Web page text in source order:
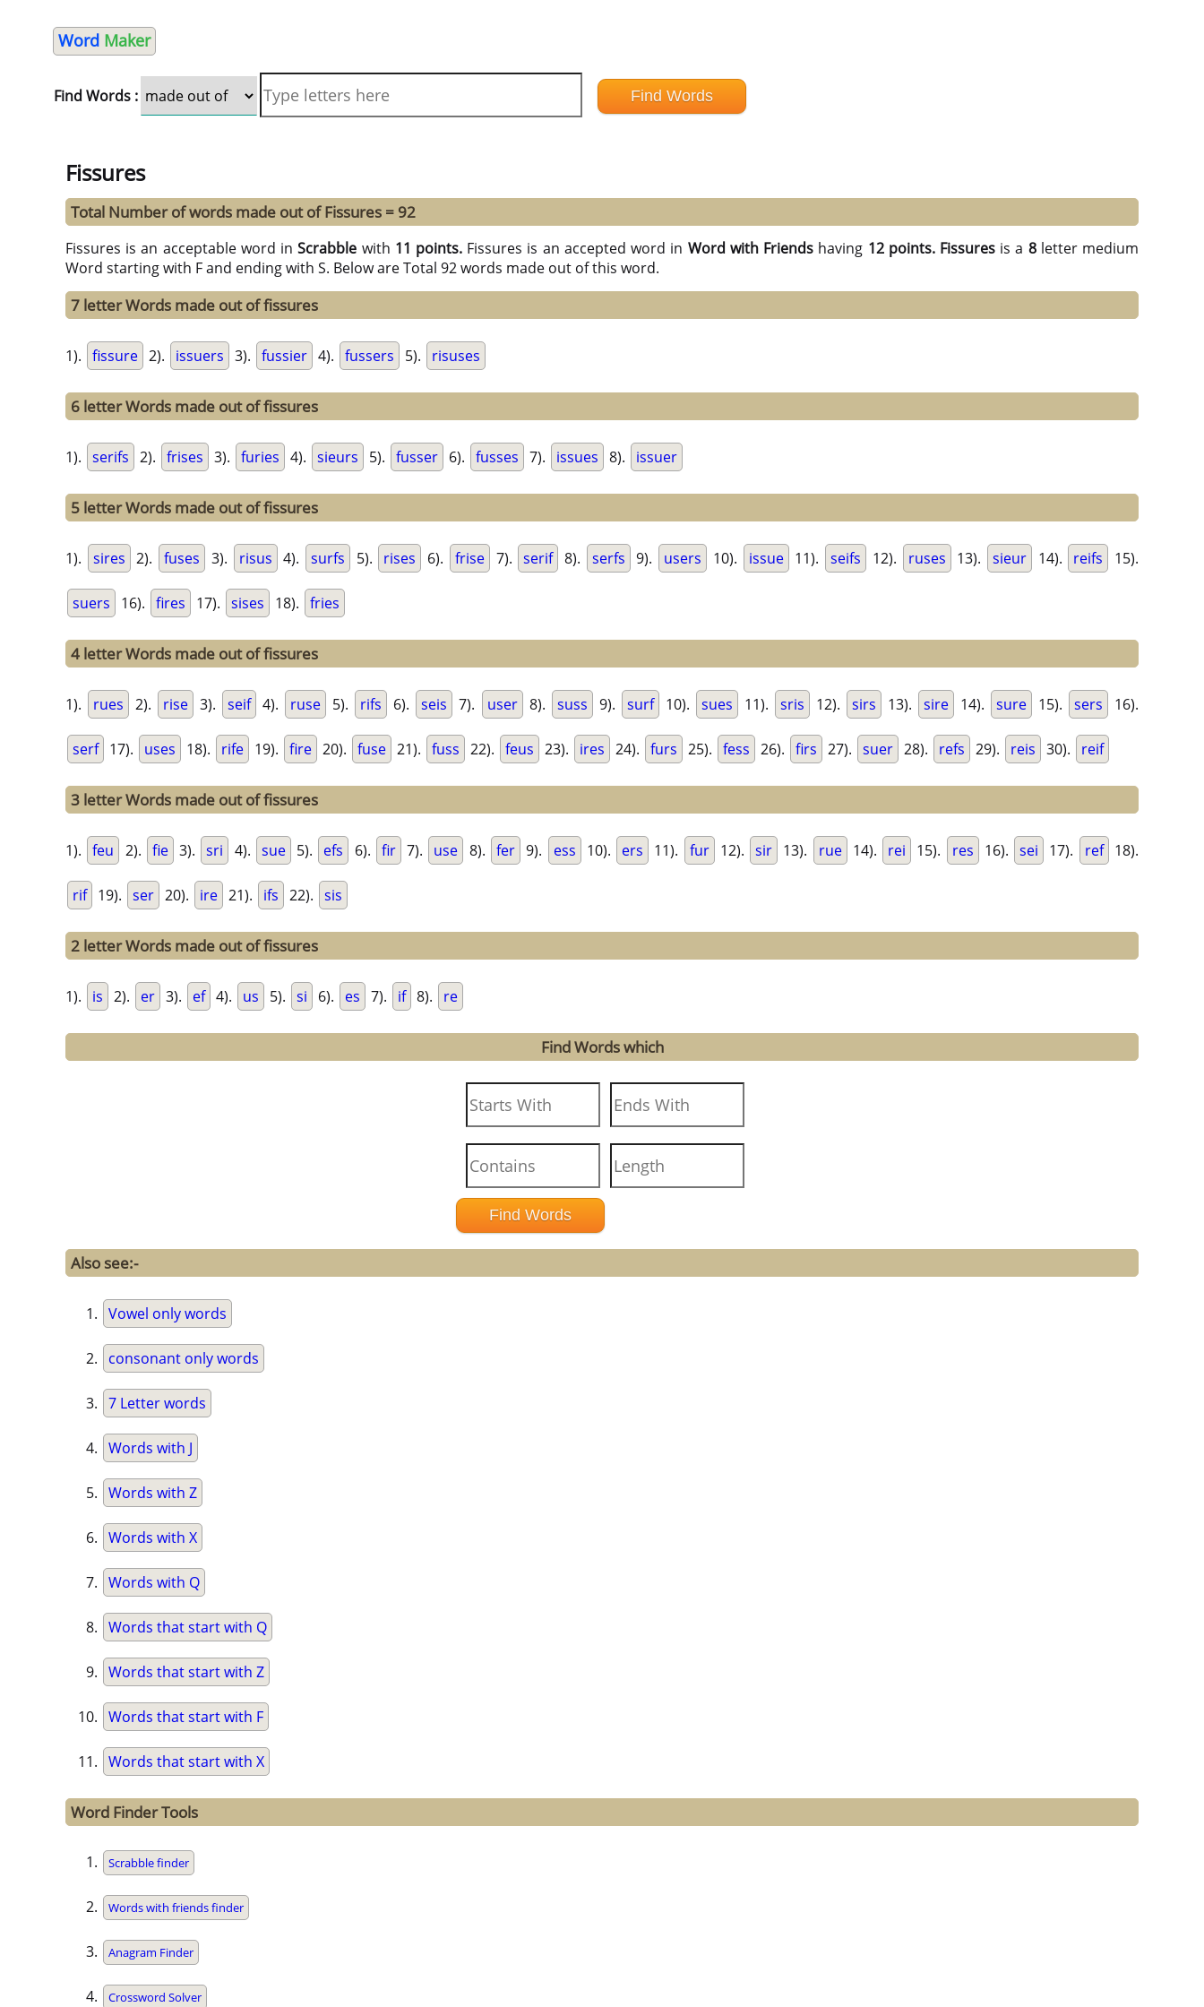
Word Maker
Find Words :
Fissures
Total Number of words made out of Fissures = 92
Fissures is an acceptable word inScrabble with 11 points. Fissures is an accepted word in Word with Friends having 12 points. Fissuresis a 8letter medium
Word starting with F and ending with S. Below are Total 92 words made out of this word.
7 letter Words made out of fissures
1). fissure 2). issuers 3). fussier 4). fussers 5). risuses
6 letter Words made out of fissures
1). serifs 2). frises 3). furies 4). sieurs 5). fusser 6). fusses 7). issues 8). issuer
5 letter Words made out of fissures
1). sires 2). fuses 3). risus 4). surfs 5). rises 6). frise 7). serif 8). serfs 9). users 10). issue 11). seifs 12). ruses 13). sieur 14). reifs 15).
suers 16). fires 17). sises 18). fries
4 letter Words made out of fissures
1). rues 2). rise 3). seif 4). ruse 5). rifs 6). seis 7). user 8). suss 9). surf 10). sues 11). sris 12). sirs 13). sire 14). sure 15). sers 16).
serf 17). uses 18). rife 19). fire 20). fuse 21). fuss 22). feus 23). ires 24). furs 25). fess 26). firs 27). suer 28). refs 29). reis 30). reif
3 letter Words made out of fissures
1). feu 2). fie 3). sri 4). sue 5). efs 6). fir 7). use 8). fer 9). ess 10). ers 11). fur 12). sir 13). rue 14). rei 15). res 16). sei 17). ref 18).
rif 19). ser 20). ire 21). ifs 22). sis
2 letter Words made out of fissures
1). is 2). er 3). ef 4). us 5). si 6). es 7). if 8). re
Find Words which
Also see:-
Vowel only words
consonant only words
7 Letter words
Words with J
Words with Z
Words with X
Words with Q
Words that start with Q
Words that start with Z
Words that start with F
Words that start with X
Word Finder Tools
Scrabble finder
Words with friends finder
Anagram Finder
Crossword Solver